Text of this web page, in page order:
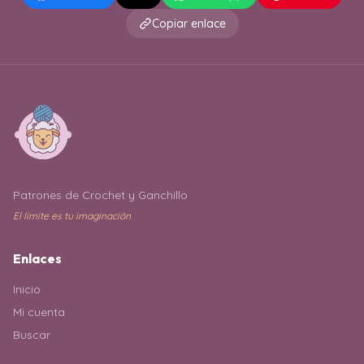
Copiar enlace
Patrones de Crochet y Ganchillo
El límite es tu imaginación
Enlaces
Inicio
Mi cuenta
Buscar